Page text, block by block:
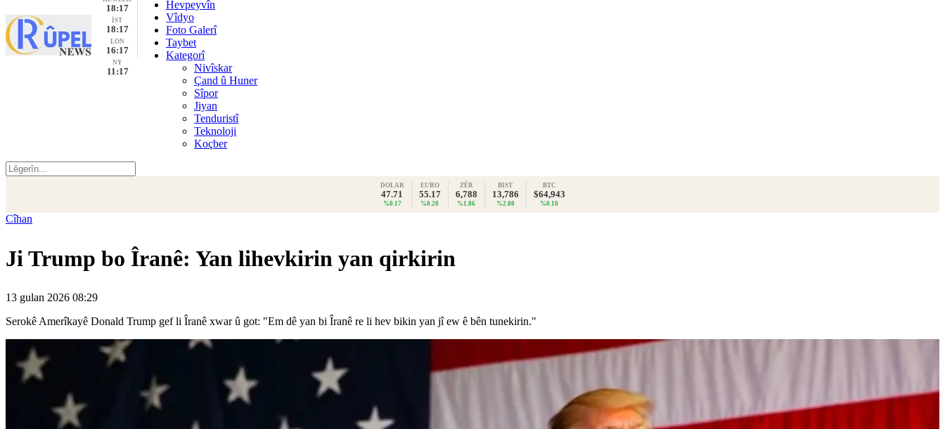
18:17
İST
18:17
LON
16:17
NY
11:17
Hevpeyvîn
Vîdyo
Foto Galerî
Taybet
Kategorî
Nivîskar
Çand û Huner
Sîpor
Jiyan
Tenduristî
Teknoloji
Koçber
DOLAR
47.71
%0.17
EURO
55.17
%0.28
ZÊR
6,788
%1.86
BIST
13,786
%2.80
BTC
$64,943
%0.10
Cîhan
Ji Trump bo Îranê: Yan lihevkirin yan qirkirin
13 gulan 2026 08:29
Serokê Amerîkayê Donald Trump gef li Îranê xwar û got: "Em dê yan bi Îranê re li hev bikin yan jî ew ê bên tunekirin."